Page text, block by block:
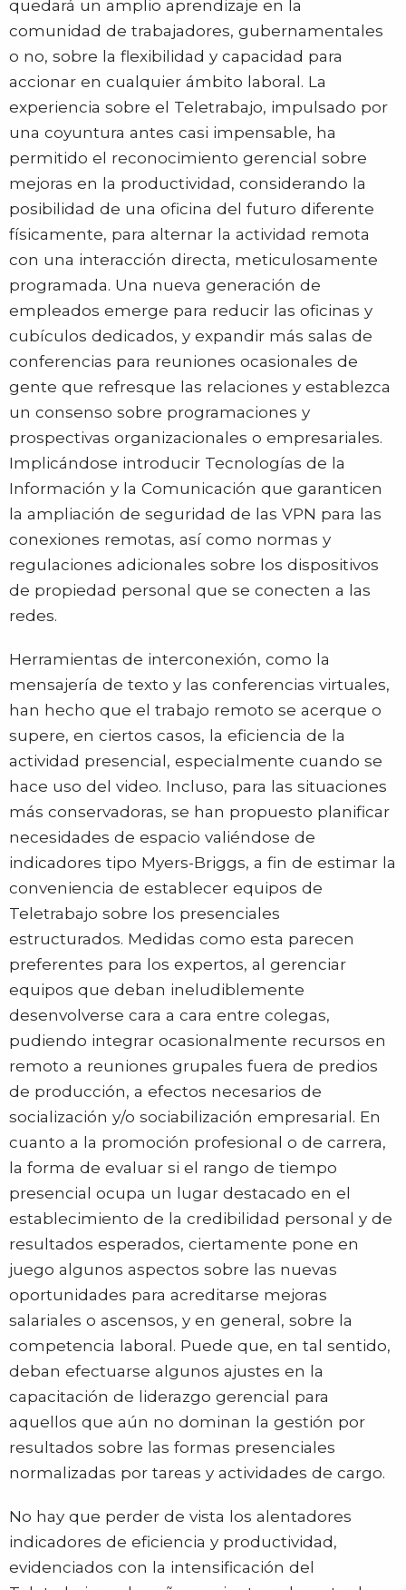
quedará un amplio aprendizaje en la
comunidad de trabajadores, gubernamentales
o no, sobre la flexibilidad y capacidad para
accionar en cualquier ámbito laboral. La
experiencia sobre el Teletrabajo, impulsado por
una coyuntura antes casi impensable, ha
permitido el reconocimiento gerencial sobre
mejoras en la productividad, considerando la
posibilidad de una oficina del futuro diferente
físicamente, para alternar la actividad remota
con una interacción directa, meticulosamente
programada. Una nueva generación de
empleados emerge para reducir las oficinas y
cubículos dedicados, y expandir más salas de
conferencias para reuniones ocasionales de
gente que refresque las relaciones y establezca
un consenso sobre programaciones y
prospectivas organizacionales o empresariales.
Implicándose introducir Tecnologías de la
Información y la Comunicación que garanticen
la ampliación de seguridad de las VPN para las
conexiones remotas, así como normas y
regulaciones adicionales sobre los dispositivos
de propiedad personal que se conecten a las
redes.
Herramientas de interconexión, como la
mensajería de texto y las conferencias virtuales,
han hecho que el trabajo remoto se acerque o
supere, en ciertos casos, la eficiencia de la
actividad presencial, especialmente cuando se
hace uso del video. Incluso, para las situaciones
más conservadoras, se han propuesto planificar
necesidades de espacio valiéndose de
indicadores tipo Myers-Briggs, a fin de estimar la
conveniencia de establecer equipos de
Teletrabajo sobre los presenciales
estructurados. Medidas como esta parecen
preferentes para los expertos, al gerenciar
equipos que deban ineludiblemente
desenvolverse cara a cara entre colegas,
pudiendo integrar ocasionalmente recursos en
remoto a reuniones grupales fuera de predios
de producción, a efectos necesarios de
socialización y/o sociabilización empresarial. En
cuanto a la promoción profesional o de carrera,
la forma de evaluar si el rango de tiempo
presencial ocupa un lugar destacado en el
establecimiento de la credibilidad personal y de
resultados esperados, ciertamente pone en
juego algunos aspectos sobre las nuevas
oportunidades para acreditarse mejoras
salariales o ascensos, y en general, sobre la
competencia laboral. Puede que, en tal sentido,
deban efectuarse algunos ajustes en la
capacitación de liderazgo gerencial para
aquellos que aún no dominan la gestión por
resultados sobre las formas presenciales
normalizadas por tareas y actividades de cargo.
No hay que perder de vista los alentadores
indicadores de eficiencia y productividad,
evidenciados con la intensificación del